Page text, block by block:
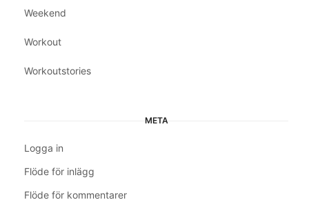
Weekend
Workout
Workoutstories
META
Logga in
Flöde för inlägg
Flöde för kommentarer